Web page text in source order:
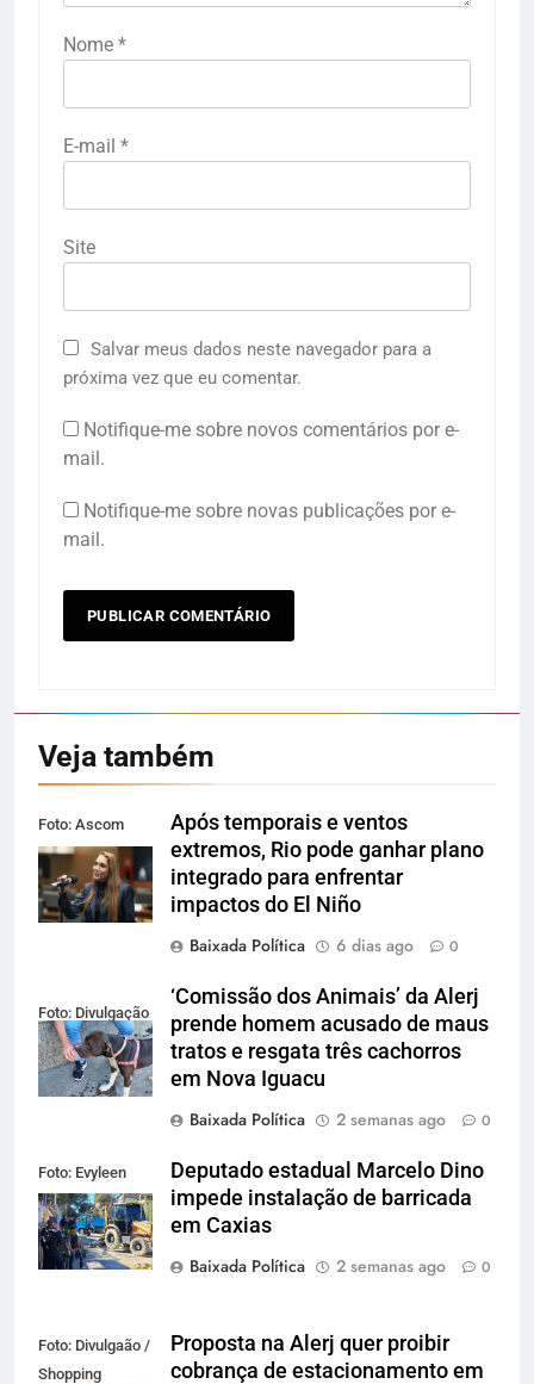
Nome *
E-mail *
Site
Salvar meus dados neste navegador para a
próxima vez que eu comentar.
Notifique-me sobre novos comentários por e-
mail.
Notifique-me sobre novas publicações por e-
mail.
Veja também
Foto: Ascom
Alerj
Após temporais e ventos
extremos, Rio pode ganhar plano
integrado para enfrentar
impactos do El Niño
Baixada Política
6 dias ago 0
Foto: Divulgação
‘Comissão dos Animais’ da Alerj
prende homem acusado de maus
tratos e resgata três cachorros
em Nova Iguacu
Baixada Política
2 semanas ago 0
Foto: Evyleen
Freitas
Deputado estadual Marcelo Dino
impede instalação de barricada
em Caxias
Baixada Política
2 semanas ago 0
Foto: Divulgaão /
Shopping
Proposta na Alerj quer proibir
cobrança de estacionamento em